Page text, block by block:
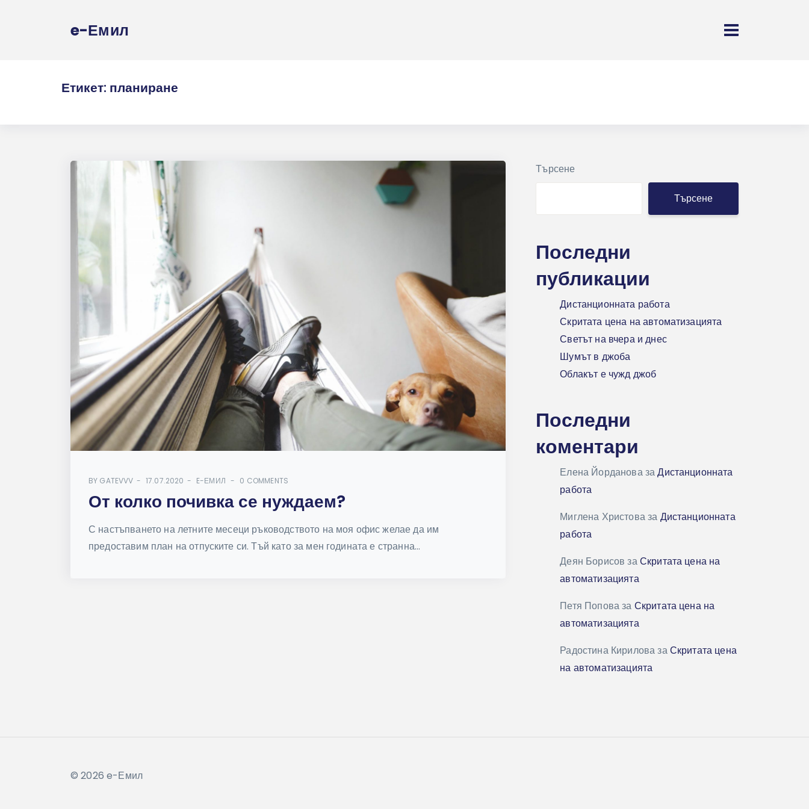
e-Емил
Етикет: планиране
BY GATEVVV 17.07.2020 E-ЕМИЛ 0 COMMENTS
От колко почивка се нуждаем?
С настъпването на летните месеци ръководството на моя офис желае да им
предоставим план на отпуските си. Тъй като за мен годината е странна...
Търсене
Търсене
Последни
публикации
Дистанционната работа
Скритата цена на автоматизацията
Светът на вчера и днес
Шумът в джоба
Облакът е чужд джоб
Последни
коментари
Елена ЙордановазаДистанционната
работа
Миглена Христоваза Дистанционната
работа
Деян Борисов заСкритата цена на
автоматизацията
Петя Поповаза Скритата цена на
автоматизацията
Радостина КириловазаСкритата цена
на автоматизацията
© 2026 e-Емил